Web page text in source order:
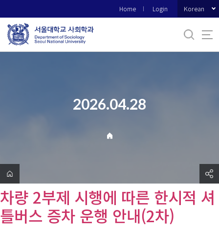
로
메
Home Login Korean
2026.04.28
차량 2부제 시행에 따른 한시적 셔
틀버스 증차 운행 안내(2차)